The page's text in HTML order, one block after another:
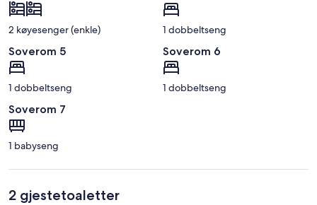
2 køyesenger (enkle) 1 dobbeltseng
Soverom 5
1 dobbeltseng
Soverom 6
1 dobbeltseng
Soverom 7
1 babyseng
2 gjestetoaletter